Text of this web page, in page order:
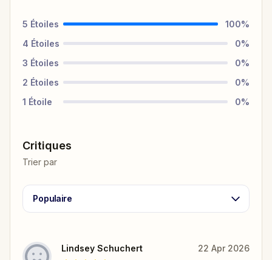
5 Étoiles 100%
4 Étoiles 0%
3 Étoiles 0%
2 Étoiles 0%
1 Étoile 0%
Critiques
Trier par
Populaire
Lindsey Schuchert 22 Apr 2026